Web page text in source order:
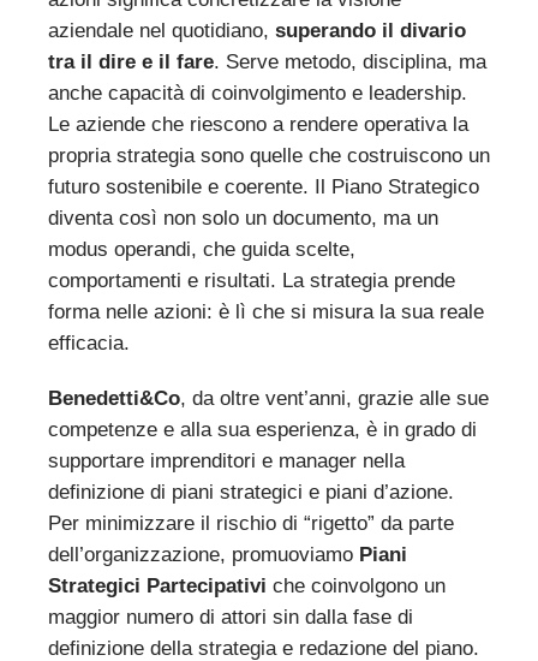
aziendale nel quotidiano, superando il divario
tra il dire e il fare. Serve metodo, disciplina, ma
anche capacità di coinvolgimento e leadership.
Le aziende che riescono a rendere operativa la
propria strategia sono quelle che costruiscono un
futuro sostenibile e coerente. Il Piano Strategico
diventa così non solo un documento, ma un
modus operandi, che guida scelte,
comportamenti e risultati. La strategia prende
forma nelle azioni: è lì che si misura la sua reale
efficacia.
Benedetti&Co, da oltre vent’anni, grazie alle sue
competenze e alla sua esperienza, è in grado di
supportare imprenditori e manager nella
definizione di piani strategici e piani d’azione.
Per minimizzare il rischio di “rigetto” da parte
dell’organizzazione, promuoviamo Piani
Strategici Partecipativi che coinvolgono un
maggior numero di attori sin dalla fase di
definizione della strategia e redazione del piano.